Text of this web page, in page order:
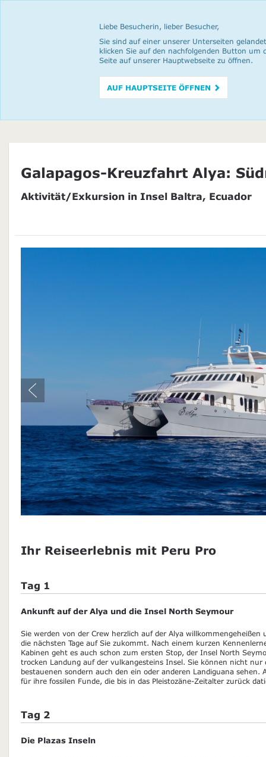
Liebe Besucherin, lieber Besucher,
Sie sind auf einer unserer Unterseiten
klicken Sie auf den nachfolgenden Button um
Seite auf unserer Hauptwebseite zu öffnen.
AUF HAUPTSEITE ÖFFNEN
Galapagos-Kreuzfahrt Alya:
Aktivität/Exkursion in Insel Baltra, Ecuador
Ihr Reiseerlebnis mit Peru Pro
Tag 1
Ankunft auf der Alya und die Insel North Seymour
Sie werden von der Crew herzlich auf der Alya willkommengeheißen
die nächsten Tage auf Sie zukommt. Nach einem kurzen
Kabinen geht es auch schon zum ersten Stop, der Insel North
trocken Landung auf der vulkangesteins Insel. Sie können nicht nur
bestauenen sondern auch den ein oder anderen Landiguana sehen.
für ihre fossilen Funde, die bis in das Pleistozäne-Zeitalter zurück
Tag 2
Die Plazas Inseln